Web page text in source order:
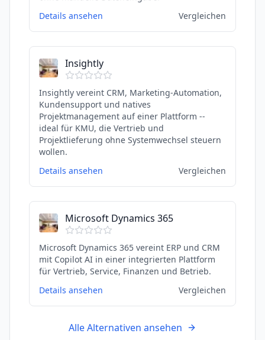
Details ansehen
Vergleichen
Insightly
Insightly vereint CRM, Marketing-Automation,
Kundensupport und natives
Projektmanagement auf einer Plattform --
ideal für KMU, die Vertrieb und
Projektlieferung ohne Systemwechsel steuern
wollen.
Details ansehen
Vergleichen
Microsoft Dynamics 365
Microsoft Dynamics 365 vereint ERP und CRM
mit Copilot AI in einer integrierten Plattform
für Vertrieb, Service, Finanzen und Betrieb.
Details ansehen
Vergleichen
Alle Alternativen ansehen